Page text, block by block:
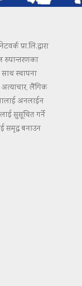
प्रा.लि.द्वारा
रुपान्तरणका
साथ स्थापना
लैंगिक
अनलाईन
सुसूचित गर्ने
समृद्ध बनाउन